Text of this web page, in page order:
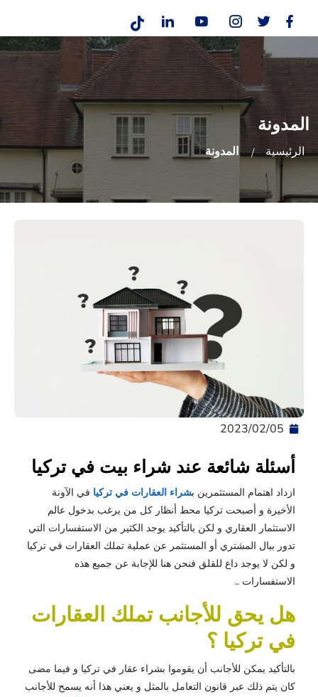
المدونة
الرئيسية المدونة
05‏/02‏/2023
أسئلة شائعة عند شراء بيت في تركيا
ازداد اهتمام المستثمرين بشراء العقارات في تركيا في الآونة
الأخيرة و أصبحت تركيا محط أنظار كل من يرغب بدخول عالم
الاستثمار العقاري و لكن بالتأكيد يوجد الكثير من الاستفسارات التي
تدور ببال المشتري أو المستثمر عن عملية تملك العقارات في تركيا
و لكن لا يوجد داع للقلق فنحن هنا للإجابة عن جميع هذه
الاستفسارات ..
هل يحق للأجانب تملك العقارات
في تركيا ؟
بالتأكيد يمكن للأجانب أن يقوموا بشراء عقار في تركيا و فيما مضى
كان يتم ذلك عبر قانون التعامل بالمثل و يعني هذا أنه يسمح للأجانب